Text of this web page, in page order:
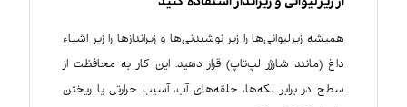
همیشه زیرلیوانی‌ها را زیر نوشیدنی‌ها و زیراندازها را زیر اشیاء
داغ (مانند شارژر لپ‌تاپ) قرار دهید. این کار به محافظت از
سطح در برابر لکه‌ها، حلقه‌های آب، آسیب حرارتی یا ریختن